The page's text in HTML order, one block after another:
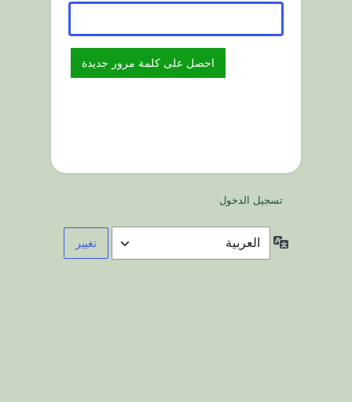
تسجيل الدخول
اللغة